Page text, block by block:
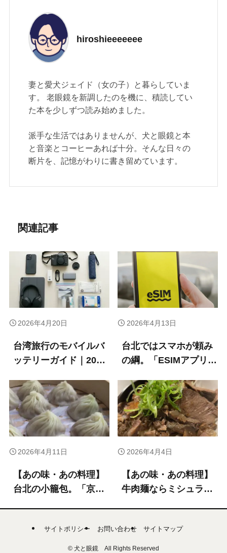
hiroshieeeeeee
妻と愛犬ジェイド（女の子）と暮らしていま
す。 老眼鏡を新調したのを機に、積読してい
た本を少しずつ読み始めました。
派手な生活ではありませんが、犬と眼鏡と本
と音楽とコーヒーあれば十分。そんな日々の
断片を、記憶がわりに書き留めています。
関連記事
台湾旅行のモバイルバ
ッテリーガイド｜2026
すめ3選
2026年4月20日
台北ではスマホが頼み
の綱。「ESIMアプリ」
2026年4月13日
【あの味・あの料理】
台北の小籠包。「京鼎
2026年4月11日
【あの味・あの料理】
牛肉麺ならミシュラ
風まぜメンを
2026年4月4日
サイトポリシー お問い合わせ サイトマップ
© 犬と眼鏡 All Rights Reserved